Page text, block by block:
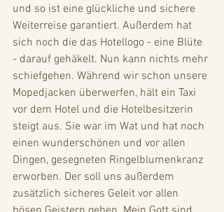
und so ist eine glückliche und sichere
Weiterreise garantiert. Außerdem hat
sich noch die das Hotellogo - eine Blüte
- darauf gehäkelt. Nun kann nichts mehr
schiefgehen. Während wir schon unsere
Mopedjacken überwerfen, hält ein Taxi
vor dem Hotel und die Hotelbesitzerin
steigt aus. Sie war im Wat und hat noch
einen wunderschönen und vor allen
Dingen, gesegneten Ringelblumenkranz
erworben. Der soll uns außerdem
zusätzlich sicheres Geleit vor allen